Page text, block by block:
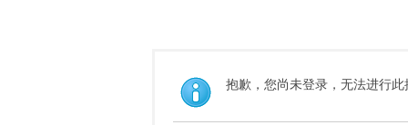
抱歉，您尚未登录，无法进行此